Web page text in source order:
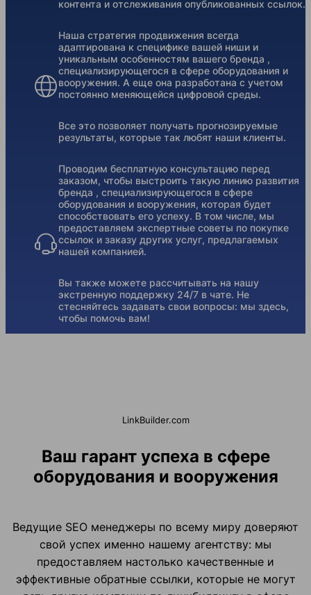
контента и отслеживания опубликованных ссылок.
Наша стратегия продвижения всегда
адаптирована к специфике вашей ниши и
уникальным особенностям вашего бренда ,
специализирующегося в сфере оборудования и
вооружения. А еще она разработана с учетом
постоянно меняющейся цифровой среды.
Все это позволяет получать прогнозируемые
результаты, которые так любят наши клиенты.
Проводим бесплатную консультацию перед
заказом, чтобы выстроить такую линию развития
бренда , специализирующегося в сфере
оборудования и вооружения, которая будет
способствовать его успеху. В том числе, мы
предоставляем экспертные советы по покупке
ссылок и заказу других услуг, предлагаемых
нашей компанией.
Вы также можете рассчитывать на нашу
экстренную поддержку 24/7 в чате. Не
стесняйтесь задавать свои вопросы: мы здесь,
чтобы помочь вам!
LinkBuilder.com
Ваш гарант успеха в сфере
оборудования и вооружения
Ведущие SEO менеджеры по всему миру доверяют
свой успех именно нашему агентству: мы
предоставляем настолько качественные и
эффективные обратные ссылки, которые не могут